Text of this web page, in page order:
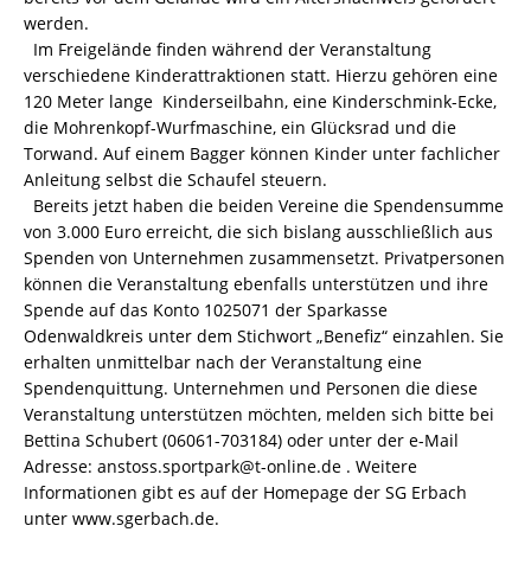
werden.
Im Freigelände finden während der Veranstaltung
verschiedene Kinderattraktionen statt. Hierzu gehören eine
120 Meter lange Kinderseilbahn, eine Kinderschmink-Ecke,
die Mohrenkopf-Wurfmaschine, ein Glücksrad und die
Torwand. Auf einem Bagger können Kinder unter fachlicher
Anleitung selbst die Schaufel steuern.
Bereits jetzt haben die beiden Vereine die Spendensumme
von 3.000 Euro erreicht, die sich bislang ausschließlich aus
Spenden von Unternehmen zusammensetzt. Privatpersonen
können die Veranstaltung ebenfalls unterstützen und ihre
Spende auf das Konto 1025071 der Sparkasse
Odenwaldkreis unter dem Stichwort „Benefiz“ einzahlen. Sie
erhalten unmittelbar nach der Veranstaltung eine
Spendenquittung. Unternehmen und Personen die diese
Veranstaltung unterstützen möchten, melden sich bitte bei
Bettina Schubert (06061-703184) oder unter der e-Mail
Adresse: anstoss.sportpark@t-online.de . Weitere
Informationen gibt es auf der Homepage der SG Erbach
unter www.sgerbach.de.